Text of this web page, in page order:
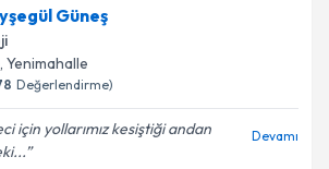
Güneş
, Yenimahalle
Değerlendirme)
için yollarımız kesiştiği andan
Devamı